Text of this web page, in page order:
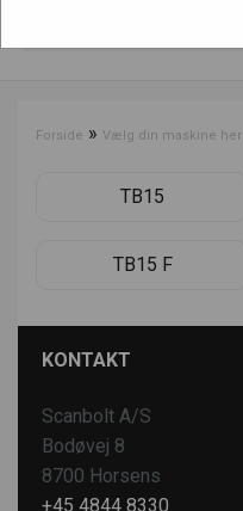
Forside » Vælg din maskine her
TB15
TB15 F
KONTAKT
Scanbolt A/S
Bodøvej 8
8700 Horsens
+45 4844 8330